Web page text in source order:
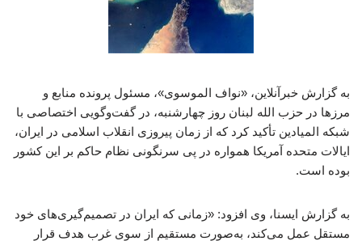
به گزارش خبرآنلاین، «نواف الموسوی»، مسئول پرونده منابع و
مرزها در حزب ‌الله لبنان روز چهارشنبه، در گفت‌وگویی اختصاصی با
شبکه المیادین تأکید کرد که از زمان پیروزی انقلاب اسلامی در ایران،
ایالات متحده آمریکا همواره در پی سرنگونی نظام حاکم بر این کشور
بوده است.
به گزارش ایسنا، وی افزود: «زمانی که ایران در تصمیم‌گیری‌های خود
مستقل عمل می‌کند، به‌صورت مستقیم از سوی غرب هدف قرار